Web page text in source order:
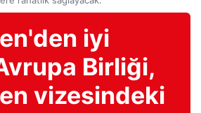
iyi
Birliği,
vizesindeki